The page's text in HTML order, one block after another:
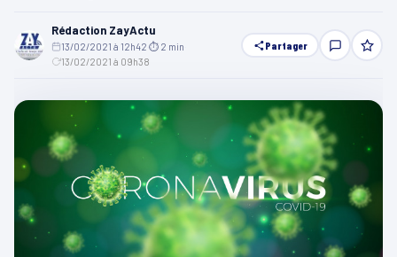
Rédaction ZayActu
13/02/2021 à 12h42 ⏱ 2 min
13/02/2021 à 09h38
Partager